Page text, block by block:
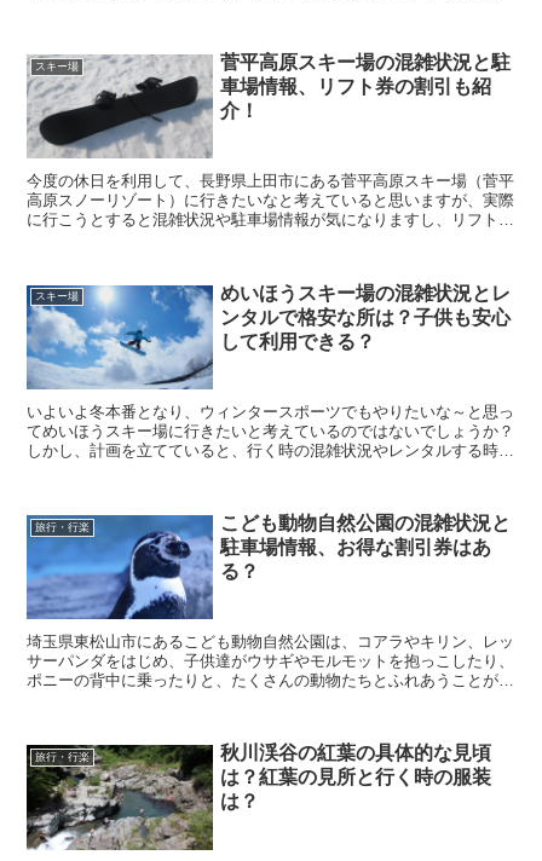
スキー場
菅平高原スキー場の混雑状況と駐
車場情報、リフト券の割引も紹
介！
今度の休日を利用して、長野県上田市にある菅平高原スキー場（菅平
高原スノーリゾート）に行きたいなと考えていると思いますが、実際
に行こうとすると混雑状況や駐車場情報が気になりますし、リフト券
スキー場
めいほうスキー場の混雑状況とレ
ンタルで格安な所は？子供も安心
して利用できる？
いよいよ冬本番となり、ウィンタースポーツでもやりたいな～と思っ
てめいほうスキー場に行きたいと考えているのではないでしょうか？
しかし、計画を立てていると、行く時の混雑状況やレンタルする時の
旅行・行楽
こども動物自然公園の混雑状況と
駐車場情報、お得な割引券はあ
る？
埼玉県東松山市にあるこども動物自然公園は、コアラやキリン、レッ
サーパンダをはじめ、子供達がウサギやモルモットを抱っこしたり、
ポニーの背中に乗ったりと、たくさんの動物たちとふれあうことがで
旅行・行楽
秋川渓谷の紅葉の具体的な見頃
は？紅葉の見所と行く時の服装
は？